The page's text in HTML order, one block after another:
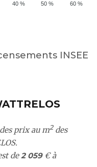
60 %
50 %
40 %
INSEE
prix au m2des
de2 059€ à